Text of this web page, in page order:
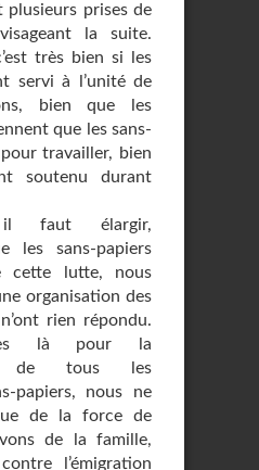
plusieurs prises de
la suite.
très bien si les
servi à l’unité de
bien que les
que les sans-
travailler, bien
soutenu durant
il faut élargir,
les sans-papiers
cette lutte, nous
organisation des
rien répondu.
là pour la
de tous les
papiers, nous ne
de la force de
de la famille,
l’émigration